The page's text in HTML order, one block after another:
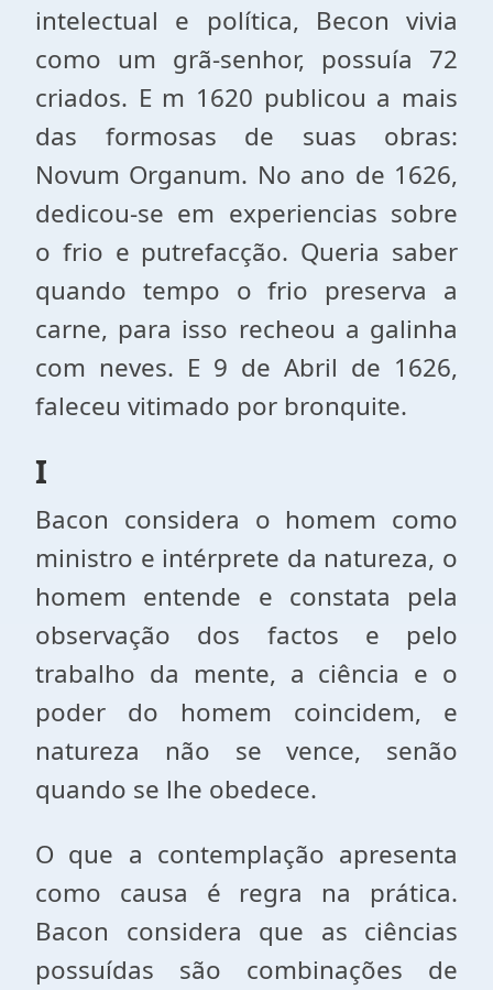
intelectual e política, Becon vivia
como um grã-senhor, possuía 72
criados. E m 1620 publicou a mais
das formosas de suas obras:
Novum Organum. No ano de 1626,
dedicou-se em experiencias sobre
o frio e putrefacção. Queria saber
quando tempo o frio preserva a
carne, para isso recheou a galinha
com neves. E 9 de Abril de 1626,
faleceu vitimado por bronquite.
I
Bacon considera o homem como
ministro e intérprete da natureza, o
homem entende e constata pela
observação dos factos e pelo
trabalho da mente, a ciência e o
poder do homem coincidem, e
natureza não se vence, senão
quando se lhe obedece.
O que a contemplação apresenta
como causa é regra na prática.
Bacon considera que as ciências
possuídas são combinações de